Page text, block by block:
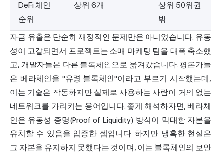
DeFi 체인
순위
상위 6개
상위 50위권
밖
자금 유출은 단순히 재정적인 문제만은 아니었습니다. 유동
성이 고갈되면서 프로젝트는 소매 마케팅 팀을 대폭 축소했
고, 개발자들은 다른 블록체인으로 옮겨갔습니다. 평론가들
은 베라체인을 "유령 블록체인"이라고 부르기 시작했는데,
이는 기술은 작동하지만 실제로 사용하는 사람이 거의 없는
네트워크를 가리키는 용어입니다. 좋게 해석하자면, 베라체
인은 유동성 증명(Proof of Liquidity) 방식이 막대한 자본을
유치할 수 있음을 입증한 셈입니다. 하지만 냉혹한 현실은
그 자본을 유지하지 못했다는 것이며, 이는 블록체인의 보안